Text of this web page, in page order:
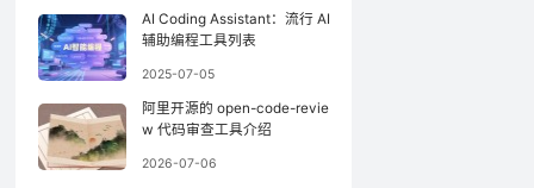
AI Coding Assistant：流行 AI
辅助编程工具列表
2025-07-05
阿里开源的 open-code-revie
w 代码审查工具介绍
2026-07-06